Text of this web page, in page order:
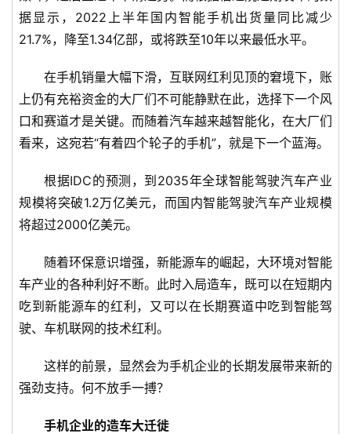
据显示，2022上半年国内智能手机出货量同比减少
21.7%，降至1.34亿部，或将跌至10年以来最低水平。
在手机销量大幅下滑，互联网红利见顶的窘境下，账
上仍有充裕资金的大厂们不可能静默在此，选择下一个风
口和赛道才是关键。而随着汽车越来越智能化，在大厂们
看来，这宛若“有着四个轮子的手机”，就是下一个蓝海。
根据IDC的预测，到2035年全球智能驾驶汽车产业
规模将突破1.2万亿美元，而国内智能驾驶汽车产业规模
将超过2000亿美元。
随着环保意识增强，新能源车的崛起，大环境对智能
车产业的各种利好不断。此时入局造车，既可以在短期内
吃到新能源车的红利，又可以在长期赛道中吃到智能驾
驶、车机联网的技术红利。
这样的前景，显然会为手机企业的长期发展带来新的
强劲支持。何不放手一搏？
手机企业的造车大迁徙